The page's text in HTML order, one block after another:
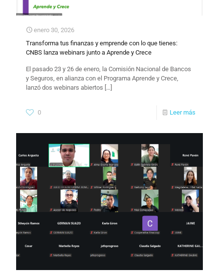
enero 30, 2026
Transforma tus finanzas y emprende con lo que tienes:
CNBS lanza webinars junto a Aprende y Crece
El pasado 23 y 26 de enero, la Comisión Nacional de Bancos
y Seguros, en alianza con el Programa Aprende y Crece,
lanzó dos webinars abiertos […]
0 Leer más